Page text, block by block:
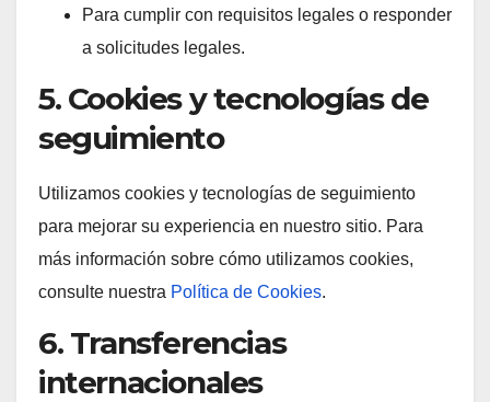
Para cumplir con requisitos legales o responder
a solicitudes legales.
5. Cookies y tecnologías de
seguimiento
Utilizamos cookies y tecnologías de seguimiento
para mejorar su experiencia en nuestro sitio. Para
más información sobre cómo utilizamos cookies,
consulte nuestra Política de Cookies.
6. Transferencias
internacionales